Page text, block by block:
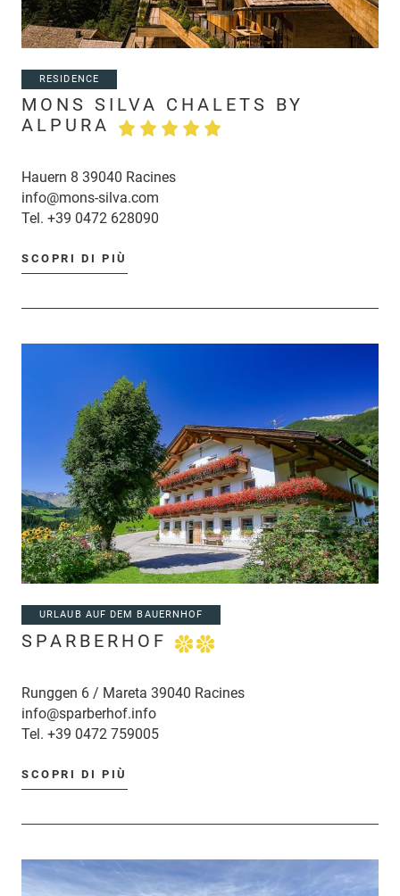
RESIDENCE
MONS SILVA CHALETS BY
ALPURA
Hauern 8 39040 Racines
info@mons-silva.com
Tel. +39 0472 628090
SCOPRI DI PIÙ
URLAUB AUF DEM BAUERNHOF
SPARBERHOF
Runggen 6 / Mareta 39040 Racines
info@sparberhof.info
Tel. +39 0472 759005
SCOPRI DI PIÙ